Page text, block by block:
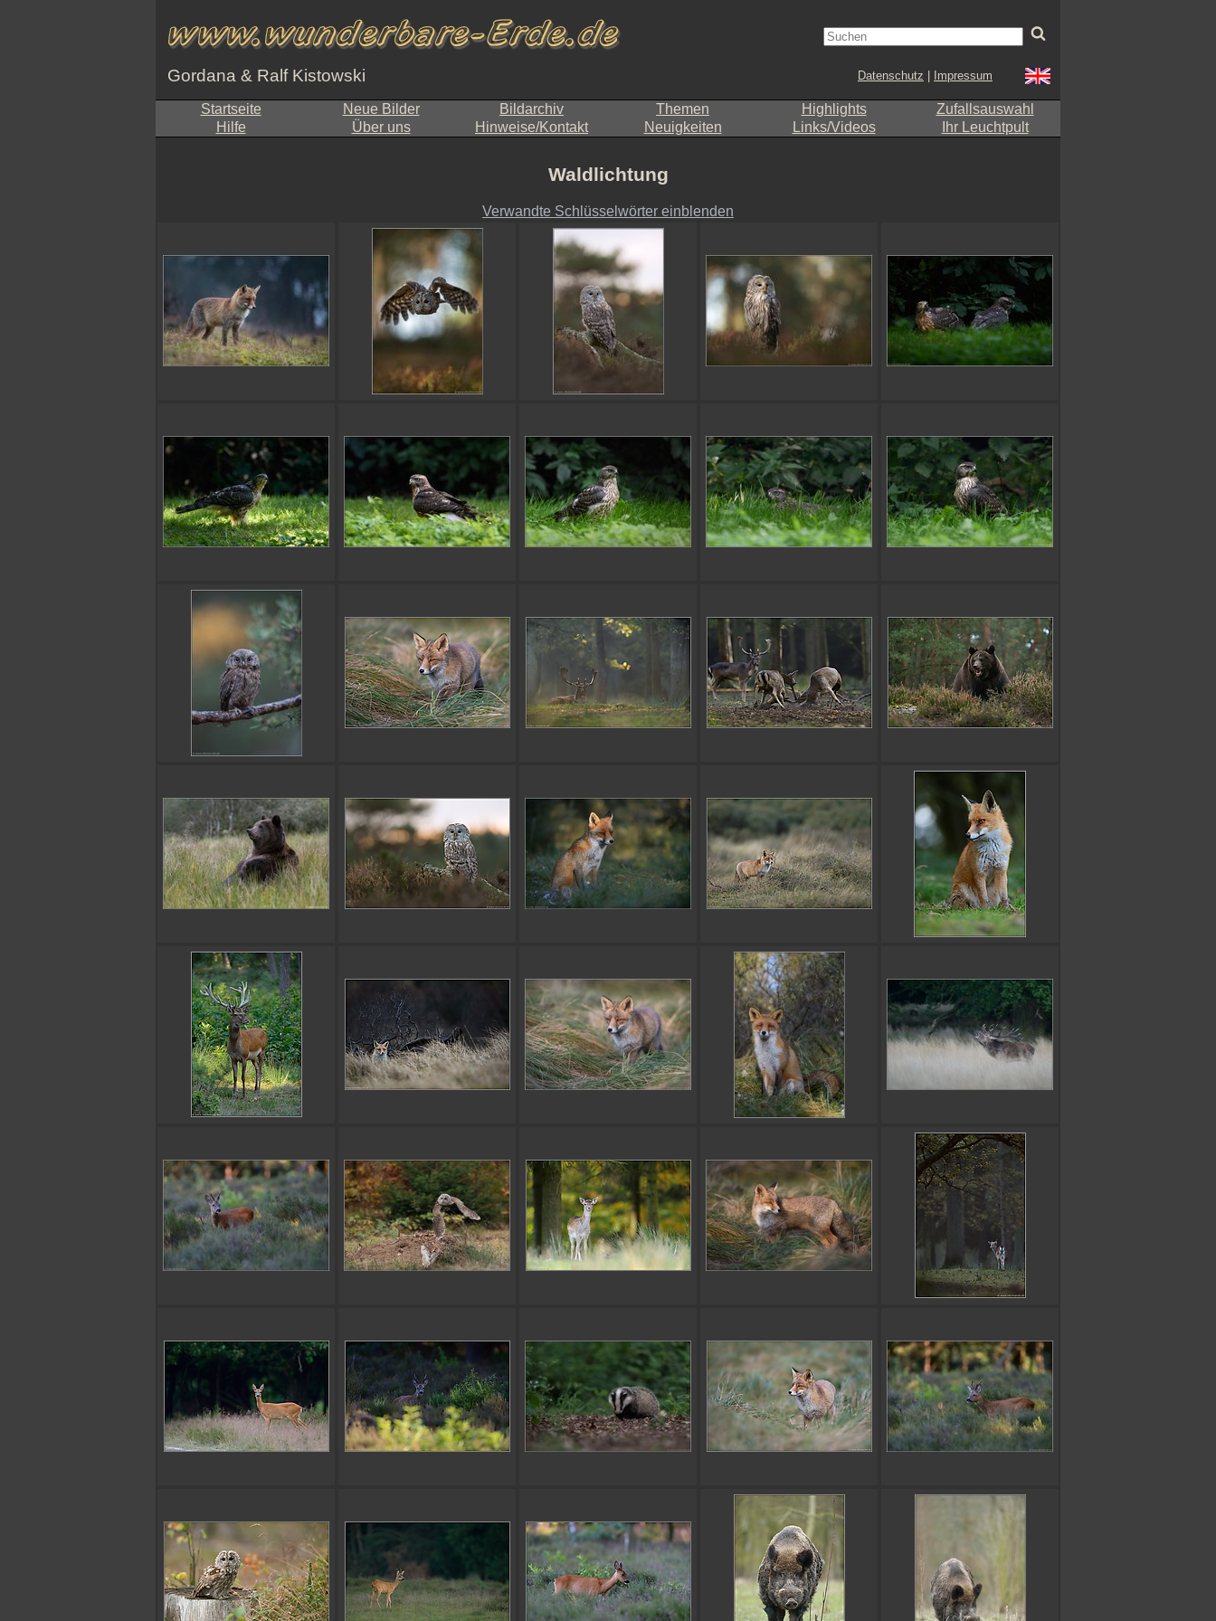
Gordana & Ralf Kistowski Datenschutz Impressum
Startseite Neue Bilder Bildarchiv Themen Highlights
Zufallsauswahl
Hilfe
Über uns Hinweise/Kontakt Neuigkeiten Links/Videos Ihr Leuchtpult
Waldlichtung
Verwandte Schlüsselwörter einblenden